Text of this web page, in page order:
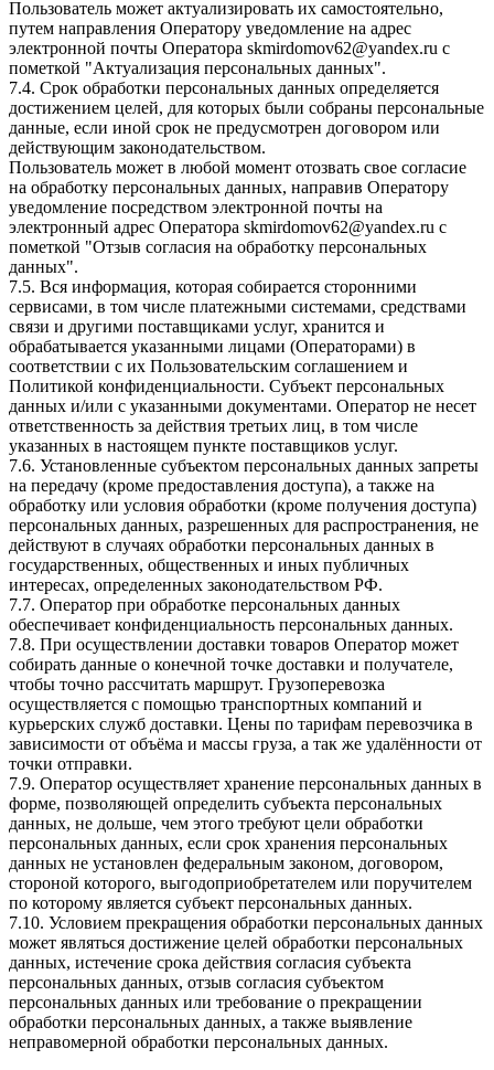
Пользователь может актуализировать их самостоятельно,
путем направления Оператору уведомление на адрес
электронной почты Оператора skmirdomov62@yandex.ru с
пометкой "Актуализация персональных данных".
7.4. Срок обработки персональных данных определяется
достижением целей, для которых были собраны персональные
данные, если иной срок не предусмотрен договором или
действующим законодательством.
Пользователь может в любой момент отозвать свое согласие
на обработку персональных данных, направив Оператору
уведомление посредством электронной почты на
электронный адрес Оператора skmirdomov62@yandex.ru с
пометкой "Отзыв согласия на обработку персональных
данных".
7.5. Вся информация, которая собирается сторонними
сервисами, в том числе платежными системами, средствами
связи и другими поставщиками услуг, хранится и
обрабатывается указанными лицами (Операторами) в
соответствии с их Пользовательским соглашением и
Политикой конфиденциальности. Субъект персональных
данных и/или с указанными документами. Оператор не несет
ответственность за действия третьих лиц, в том числе
указанных в настоящем пункте поставщиков услуг.
7.6. Установленные субъектом персональных данных запреты
на передачу (кроме предоставления доступа), а также на
обработку или условия обработки (кроме получения доступа)
персональных данных, разрешенных для распространения, не
действуют в случаях обработки персональных данных в
государственных, общественных и иных публичных
интересах, определенных законодательством РФ.
7.7. Оператор при обработке персональных данных
обеспечивает конфиденциальность персональных данных.
7.8. При осуществлении доставки товаров Оператор может
собирать данные о конечной точке доставки и получателе,
чтобы точно рассчитать маршрут. Грузоперевозка
осуществляется с помощью транспортных компаний и
курьерских служб доставки. Цены по тарифам перевозчика в
зависимости от объёма и массы груза, а так же удалённости от
точки отправки.
7.9. Оператор осуществляет хранение персональных данных в
форме, позволяющей определить субъекта персональных
данных, не дольше, чем этого требуют цели обработки
персональных данных, если срок хранения персональных
данных не установлен федеральным законом, договором,
стороной которого, выгодоприобретателем или поручителем
по которому является субъект персональных данных.
7.10. Условием прекращения обработки персональных данных
может являться достижение целей обработки персональных
данных, истечение срока действия согласия субъекта
персональных данных, отзыв согласия субъектом
персональных данных или требование о прекращении
обработки персональных данных, а также выявление
неправомерной обработки персональных данных.